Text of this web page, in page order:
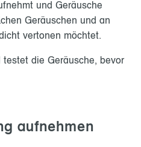
und Geräusche
Geräuschen und an
vertonen möchtet.
die Geräusche, bevor
aufnehmen